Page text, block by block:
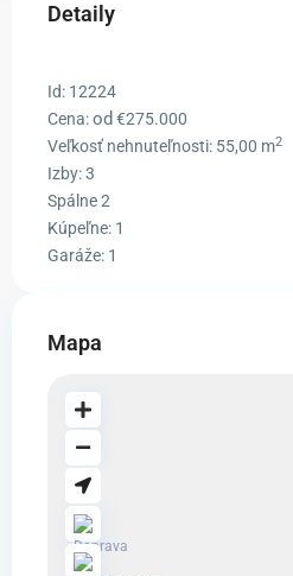
Detaily
Id: 12224
Cena:od €275.000
Veľkosť nehnuteľnosti: 55,00 m2
Izby:3
Spálne2
Kúpeľne: 1
Garáže: 1
Mapa